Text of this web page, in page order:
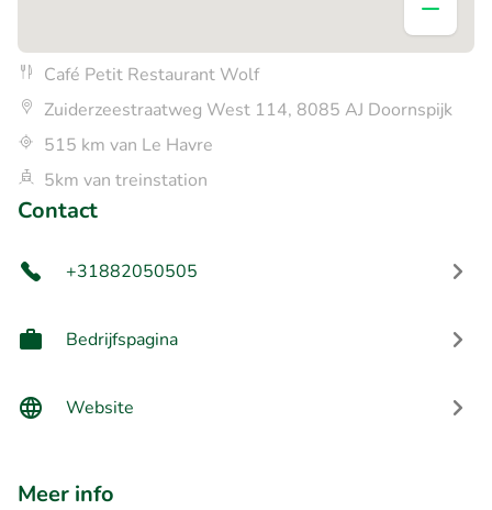
Café Petit Restaurant Wolf
Zuiderzeestraatweg West 114, 8085 AJ Doornspijk
515 km van Le Havre
5km van treinstation
Contact
+31882050505
Bedrijfspagina
Website
Meer info